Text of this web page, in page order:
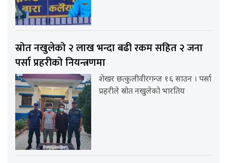
स्रोत नखुलेको २ लाख भन्दा बढी रकम सहित २ जना
पर्सा प्रहरीको नियन्त्रणमा
शेखर छत्कुलीवीरगन्ज १६ साउन । पर्सा
प्रहरीले स्रोत नखुलेको भारतिय